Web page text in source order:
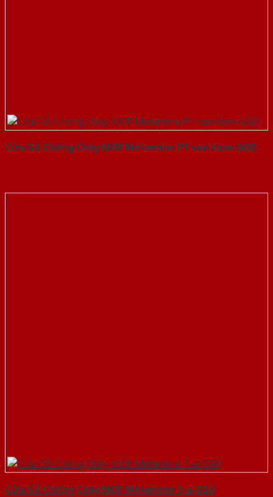
Cửa Gỗ Chống Cháy MDF Melamine P1 van kem-SGD
Cửa Gỗ Chống Cháy MDF Melamine 1-a-SGD